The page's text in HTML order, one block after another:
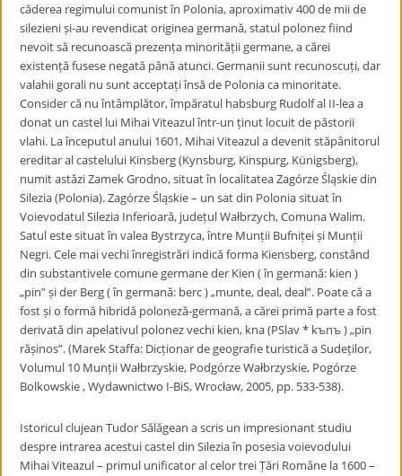
căderea regimului comunist în Polonia, aproximativ 400 de mii de
silezieni și-au revendicat originea germană, statul polonez fiind
nevoit să recunoască prezența minorității germane, a cărei
existență fusese negată până atunci. Germanii sunt recunoscuți, dar
valahii gorali nu sunt acceptați însă de Polonia ca minoritate.
Consider că nu întâmplător, împăratul habsburg Rudolf al II-lea a
donat un castel lui Mihai Viteazul într-un ținut locuit de păstorii
vlahi. La începutul anului 1601, Mihai Viteazul a devenit stăpânitorul
ereditar al castelului Kinsberg (Kynsburg, Kinspurg, Künigsberg),
numit astăzi Zamek Grodno, situat în localitatea Zagórze Śląskie din
Silezia (Polonia). Zagórze Śląskie – un sat din Polonia situat în
Voievodatul Silezia Inferioară, județul Wałbrzych, Comuna Walim.
Satul este situat în valea Bystrzyca, între Munții Bufniței și Munții
Negri. Cele mai vechi înregistrări indică forma Kiensberg, constând
din substantivele comune germane der Kien ( în germană: kien )
„pin” și der Berg ( în germană: berc ) „munte, deal, deal”. Poate că a
fost și o formă hibridă poloneză-germană, a cărei primă parte a fost
derivată din apelativul polonez vechi kien, kna (PSlav * kъnъ ) „pin
rășinos”. (Marek Staffa: Dicționar de geografie turistică a Sudeților,
Volumul 10 Munții Wałbrzyskie, Podgórze Wałbrzyskie, Pogórze
Bolkowskie , Wydawnictwo I-BiS, Wrocław, 2005, pp. 533-538).
Istoricul clujean Tudor Sălăgean a scris un impresionant studiu
despre intrarea acestui castel din Silezia în posesia voievodului
Mihai Viteazul – primul unificator al celor trei Țări Române la 1600 –